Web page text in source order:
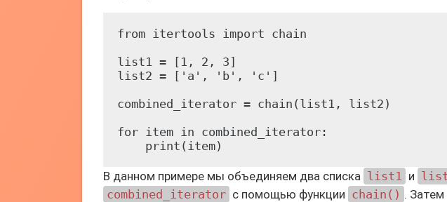
from itertools import chain
list1 = [1, 2, 3]
list2 = ['a', 'b', 'c']
combined_iterator = chain(list1, list2)
for item in combined_iterator:
В данном примере мы объединяем два списка list1 и
combined_iterator с помощью функции chain() .